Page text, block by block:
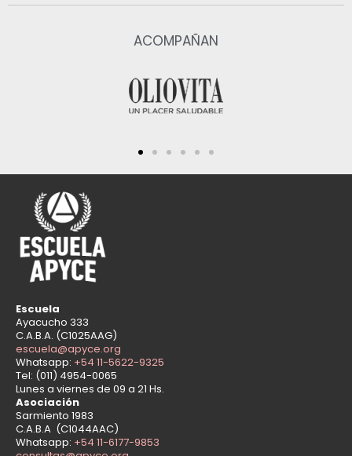
ACOMPAÑAN
Escuela
Ayacucho 333
C.A.B.A. (C1025AAG)
escuela@apyce.org
Whatsapp: +54 11-5622-9325
Tel: (011) 4954-0065
Lunes a viernes de 09 a 21 Hs.
Asociación
Sarmiento 1983
C.A.B.A (C1044AAC)
Whatsapp: +54 11-6177-9853